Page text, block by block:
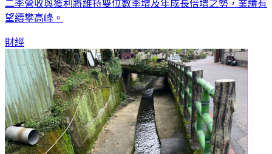
新高。董事長鄭文宗於法說會中對後市展現強大信心，預期第
二季營收與獲利將維持雙位數季增及年成長倍增之勢，業績有
財經